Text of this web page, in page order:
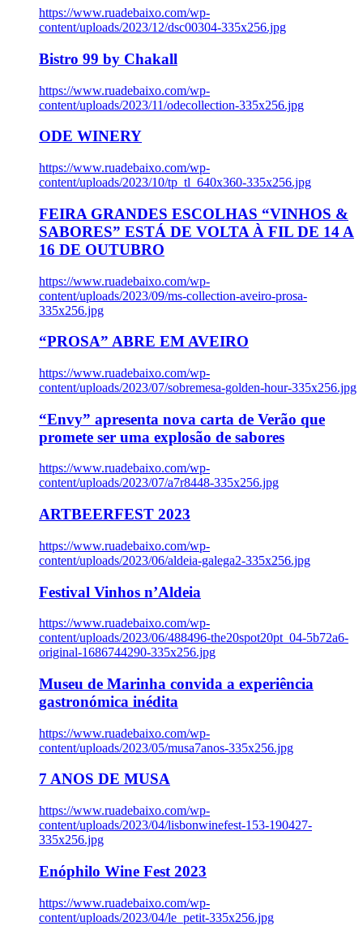
https://www.ruadebaixo.com/wp-
content/uploads/2023/12/dsc00304-335x256.jpg
Bistro 99 by Chakall
https://www.ruadebaixo.com/wp-
content/uploads/2023/11/odecollection-335x256.jpg
ODE WINERY
https://www.ruadebaixo.com/wp-
content/uploads/2023/10/tp_tl_640x360-335x256.jpg
FEIRA GRANDES ESCOLHAS “VINHOS &
SABORES” ESTÁ DE VOLTA À FIL DE 14 A
16 DE OUTUBRO
https://www.ruadebaixo.com/wp-
content/uploads/2023/09/ms-collection-aveiro-prosa-
335x256.jpg
“PROSA” ABRE EM AVEIRO
https://www.ruadebaixo.com/wp-
content/uploads/2023/07/sobremesa-golden-hour-335x256.jpg
“Envy” apresenta nova carta de Verão que
promete ser uma explosão de sabores
https://www.ruadebaixo.com/wp-
content/uploads/2023/07/a7r8448-335x256.jpg
ARTBEERFEST 2023
https://www.ruadebaixo.com/wp-
content/uploads/2023/06/aldeia-galega2-335x256.jpg
Festival Vinhos n’Aldeia
https://www.ruadebaixo.com/wp-
content/uploads/2023/06/488496-the20spot20pt_04-5b72a6-
original-1686744290-335x256.jpg
Museu de Marinha convida a experiência
gastronómica inédita
https://www.ruadebaixo.com/wp-
content/uploads/2023/05/musa7anos-335x256.jpg
7 ANOS DE MUSA
https://www.ruadebaixo.com/wp-
content/uploads/2023/04/lisbonwinefest-153-190427-
335x256.jpg
Enóphilo Wine Fest 2023
https://www.ruadebaixo.com/wp-
content/uploads/2023/04/le_petit-335x256.jpg